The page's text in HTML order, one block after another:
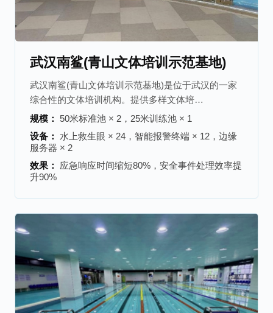
武汉南鲨(青山文体培训示范基地)
武汉南鲨(青山文体培训示范基地)是位于武汉的一家
综合性的文体培训机构。提供多样文体培…
规模：
50米标准池 × 2，25米训练池 × 1
设备：
水上救生眼 × 24，智能报警终端 × 12，边缘
服务器 × 2
效果：
应急响应时间缩短80%，安全事件处理效率提
升90%